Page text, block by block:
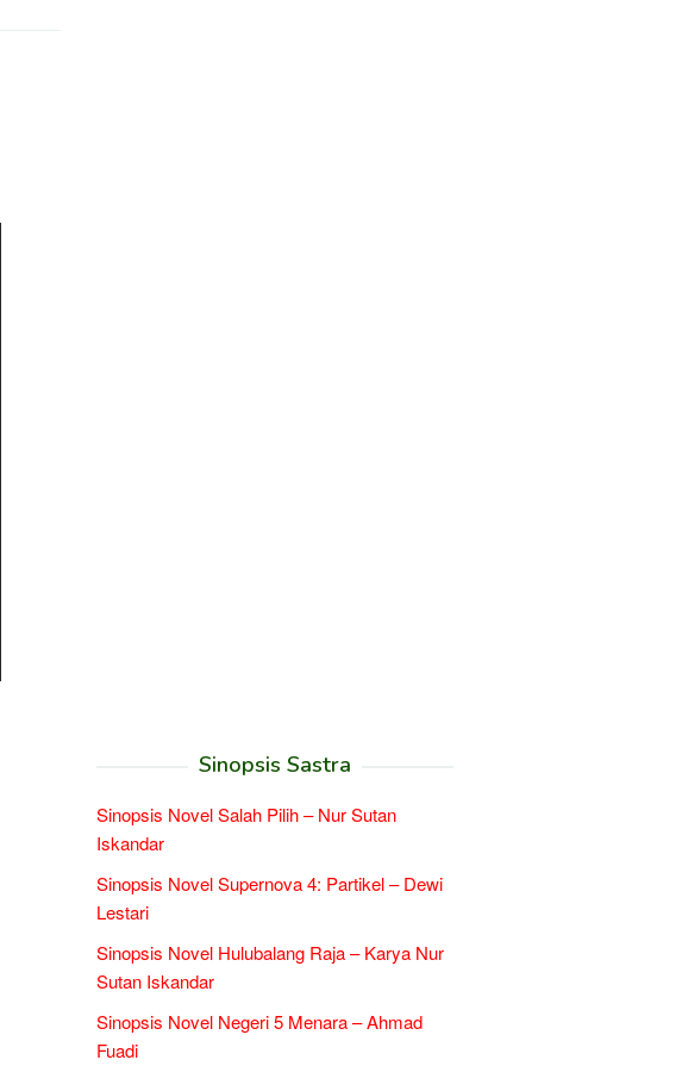
Sinopsis Sastra
Sinopsis Novel Salah Pilih – Nur Sutan
Iskandar
Sinopsis Novel Supernova 4: Partikel – Dewi
Lestari
Sinopsis Novel Hulubalang Raja – Karya Nur
Sutan Iskandar
Sinopsis Novel Negeri 5 Menara – Ahmad
Fuadi